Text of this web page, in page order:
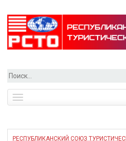
Найти:
РЕСПУБЛИКАНСКИЙ СОЮЗ